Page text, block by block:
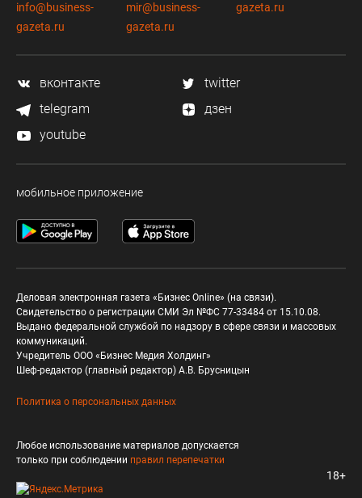
info@business-
gazeta.ru
mir@business-
gazeta.ru
gazeta.ru
вконтакте
twitter
telegram
дзен
youtube
мобильное приложение
Деловая электронная газета «Бизнес Online» (на связи).
Свидетельство о регистрации СМИ Эл №ФС 77-33484 от 15.10.08.
Выдано федеральной службой по надзору в сфере связи и массовых
коммуникаций.
Учредитель ООО «Бизнес Медия Холдинг»
Шеф-редактор (главный редактор) А.В. Брусницын
Политика о персональных данных
Любое использование материалов допускается
только при соблюдении правил перепечатки
18+